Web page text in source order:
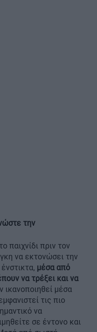
την
παιχνίδι πριν τον
να εκτονώσει την
μέσα από
να τρέξει και να
ικανοποιηθεί μέσα
τις πιο
να
σε έντονο και